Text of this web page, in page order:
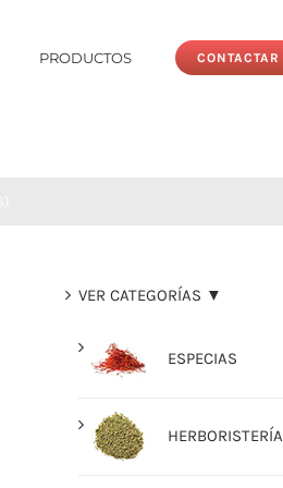
PRODUCTOS CONTACTAR
VER CATEGORÍAS ▼
ESPECIAS
HERBORISTERÍA